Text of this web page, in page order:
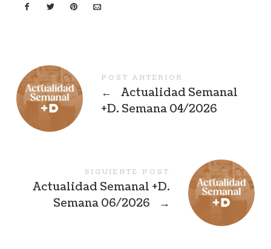
POST ANTERIOR
←
Actualidad Semanal
+D. Semana 04/2026
SIGUIENTE POST
Actualidad Semanal +D.
Semana 06/2026
→